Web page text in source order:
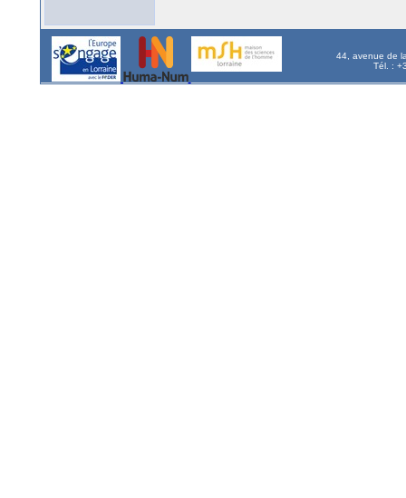
44, avenue de
Tél. :